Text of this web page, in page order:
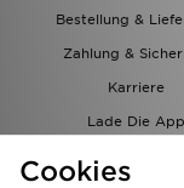
Bestellung &
Zahlung &
Karriere
Lade Die App
Cookies